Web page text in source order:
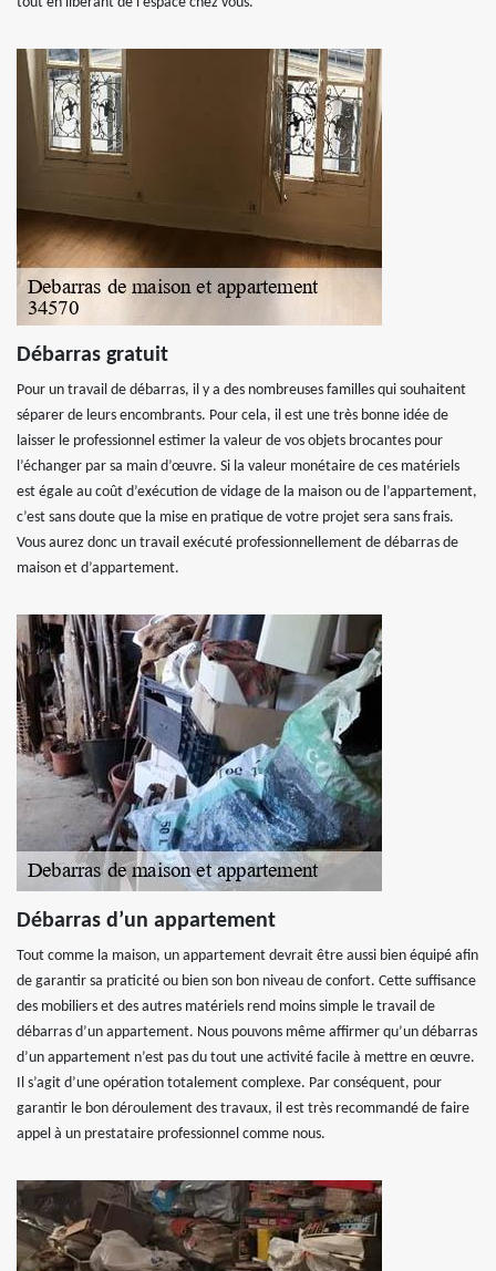
Débarras gratuit
Pour un travail de débarras, il y a des nombreuses familles qui souhaitent
séparer de leurs encombrants. Pour cela, il est une très bonne idée de
laisser le professionnel estimer la valeur de vos objets brocantes pour
l’échanger par sa main d’œuvre. Si la valeur monétaire de ces matériels
est égale au coût d’exécution de vidage de la maison ou de l’appartement,
c’est sans doute que la mise en pratique de votre projet sera sans frais.
Vous aurez donc un travail exécuté professionnellement de débarras de
maison et d’appartement.
Débarras d’un appartement
Tout comme la maison, un appartement devrait être aussi bien équipé afin
de garantir sa praticité ou bien son bon niveau de confort. Cette suffisance
des mobiliers et des autres matériels rend moins simple le travail de
débarras d’un appartement. Nous pouvons même affirmer qu’un débarras
d’un appartement n’est pas du tout une activité facile à mettre en œuvre.
Il s’agit d’une opération totalement complexe. Par conséquent, pour
garantir le bon déroulement des travaux, il est très recommandé de faire
appel à un prestataire professionnel comme nous.